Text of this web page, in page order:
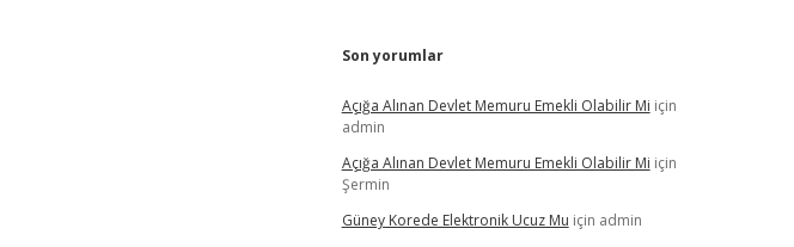
Son yorumlar
Açığa Alınan Devlet Memuru Emekli Olabilir Mi için
admin
Açığa Alınan Devlet Memuru Emekli Olabilir Mi için
Şermin
Güney Korede Elektronik Ucuz Mu için admin